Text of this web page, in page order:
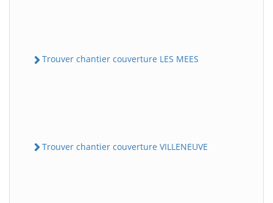
Trouver chantier couverture LES MEES
Trouver chantier couverture VILLENEUVE